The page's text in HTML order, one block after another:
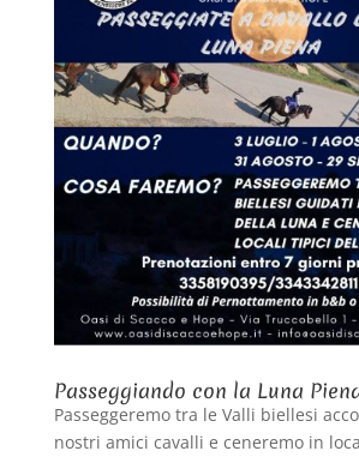
Passeggiando con la Luna
Passeggeremo tra le Valli biellesi
nostri amici cavalli e ceneremo in